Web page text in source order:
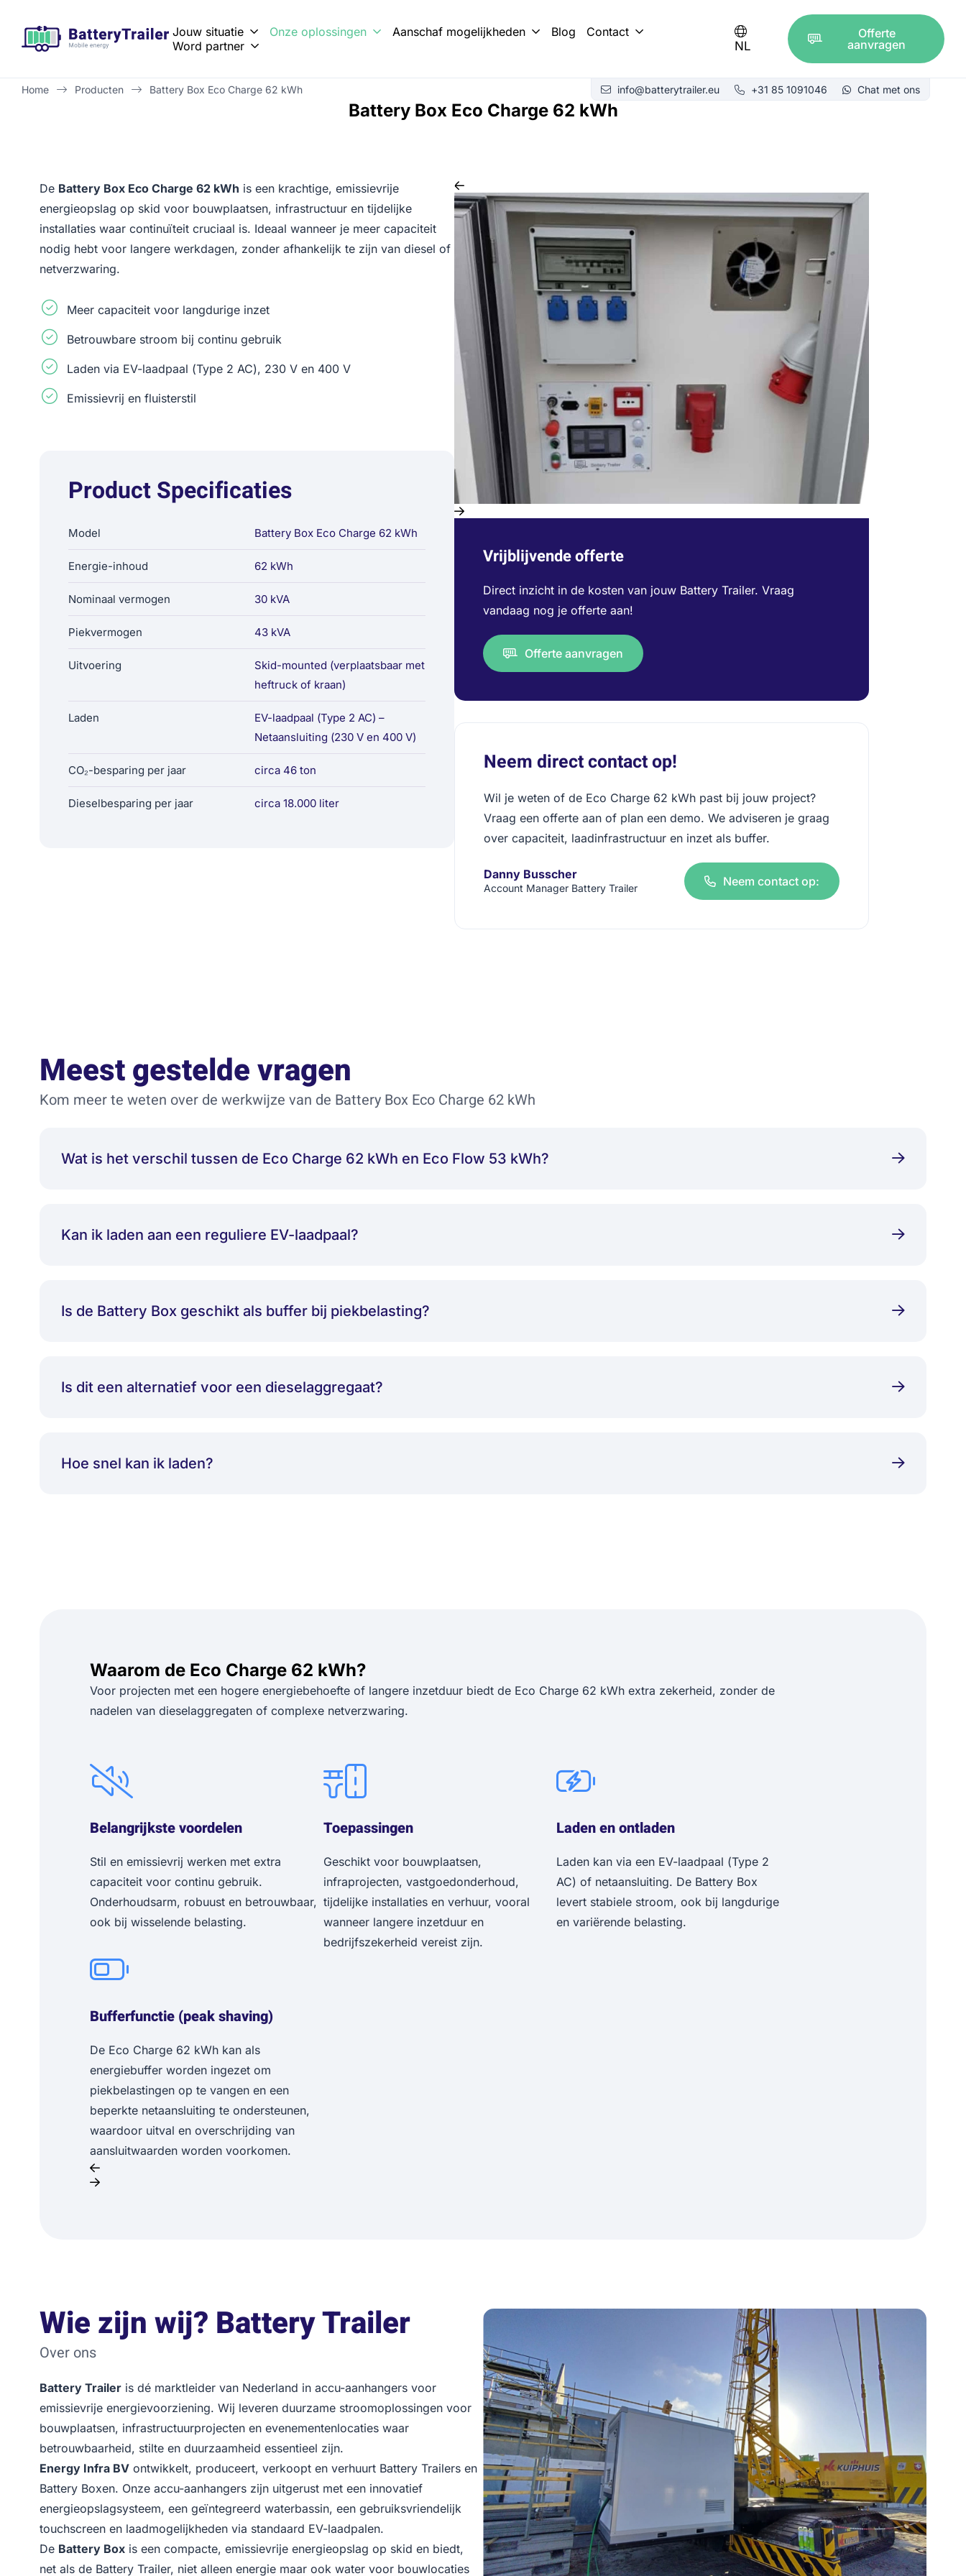
Jouw situatie Onze oplossingen Aanschaf mogelijkheden Blog
Contact
Word partner
NL
Offerte
aanvragen
info@batterytrailer.eu +31 85 1091046 Chat met ons
Home Producten Battery Box Eco Charge 62 kWh
Battery Box Eco Charge 62 kWh
De Battery Box Eco Charge 62 kWh is een krachtige, emissievrije
energieopslag op skid voor bouwplaatsen, infrastructuur en tijdelijke
installaties waar continuïteit cruciaal is. Ideaal wanneer je meer capaciteit
nodig hebt voor langere werkdagen, zonder afhankelijk te zijn van diesel of
netverzwaring.
Meer capaciteit voor langdurige inzet
Betrouwbare stroom bij continu gebruik
Laden via EV-laadpaal (Type 2 AC), 230 V en 400 V
Emissievrij en fluisterstil
Product Specificaties
Model Battery Box Eco Charge 62 kWh
Energie-inhoud 62 kWh
Nominaal vermogen 30 kVA
Piekvermogen 43 kVA
Uitvoering
Skid-mounted (verplaatsbaar met
heftruck of kraan)
Laden
EV-laadpaal (Type 2 AC) –
Netaansluiting (230 V en 400 V)
CO₂-besparing per jaar circa 46 ton
Dieselbesparing per jaar circa 18.000 liter
Vrijblijvende offerte
Direct inzicht in de kosten van jouw Battery Trailer. Vraag
vandaag nog je offerte aan!
Offerte aanvragen
Neem direct contact op!
Wil je weten of de Eco Charge 62 kWh past bij jouw project?
Vraag een offerte aan of plan een demo. We adviseren je graag
over capaciteit, laadinfrastructuur en inzet als buffer.
Danny Busscher
Account Manager Battery Trailer Neem contact op:
Meest gestelde vragen
Kom meer te weten over de werkwijze van de Battery Box Eco Charge 62 kWh
Wat is het verschil tussen de Eco Charge 62 kWh en Eco Flow 53 kWh?
Kan ik laden aan een reguliere EV-laadpaal?
Is de Battery Box geschikt als buffer bij piekbelasting?
Is dit een alternatief voor een dieselaggregaat?
Hoe snel kan ik laden?
Waarom de Eco Charge 62 kWh?
Voor projecten met een hogere energiebehoefte of langere inzetduur biedt de Eco Charge 62 kWh extra zekerheid, zonder de
nadelen van dieselaggregaten of complexe netverzwaring.
Belangrijkste voordelen
Stil en emissievrij werken met extra
capaciteit voor continu gebruik.
Onderhoudsarm, robuust en betrouwbaar,
ook bij wisselende belasting.
Toepassingen
Geschikt voor bouwplaatsen,
infraprojecten, vastgoedonderhoud,
tijdelijke installaties en verhuur, vooral
wanneer langere inzetduur en
bedrijfszekerheid vereist zijn.
Laden en ontladen
Laden kan via een EV-laadpaal (Type 2
AC) of netaansluiting. De Battery Box
levert stabiele stroom, ook bij langdurige
en variërende belasting.
Bufferfunctie (peak shaving)
De Eco Charge 62 kWh kan als
energiebuffer worden ingezet om
piekbelastingen op te vangen en een
beperkte netaansluiting te ondersteunen,
waardoor uitval en overschrijding van
aansluitwaarden worden voorkomen.
Wie zijn wij? Battery Trailer
Over ons
Battery Trailer is dé marktleider van Nederland in accu-aanhangers voor
emissievrije energievoorziening. Wij leveren duurzame stroomoplossingen voor
bouwplaatsen, infrastructuurprojecten en evenementenlocaties waar
betrouwbaarheid, stilte en duurzaamheid essentieel zijn.
Energy Infra BV ontwikkelt, produceert, verkoopt en verhuurt Battery Trailers en
Battery Boxen. Onze accu-aanhangers zijn uitgerust met een innovatief
energieopslagsysteem, een geïntegreerd waterbassin, een gebruiksvriendelijk
touchscreen en laadmogelijkheden via standaard EV-laadpalen.
De Battery Box is een compacte, emissievrije energieopslag op skid en biedt,
net als de Battery Trailer, niet alleen energie maar ook water voor bouwlocaties